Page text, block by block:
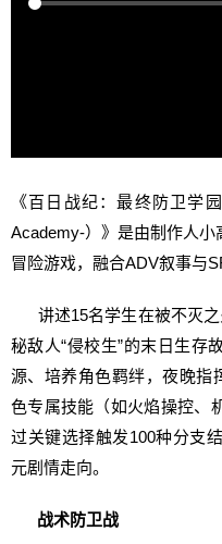
《百日战纪：最终防卫学
Academy-）》是由制作人
冒险游戏，融合ADV叙事与
讲述15名学生在被不灭之
秘敌人“侵校生”的末日生存
源、培养角色羁绊，夜晚指
色专属技能（如火焰操控、
过关键选择触发100种分支
元剧情走向。
战术防卫战